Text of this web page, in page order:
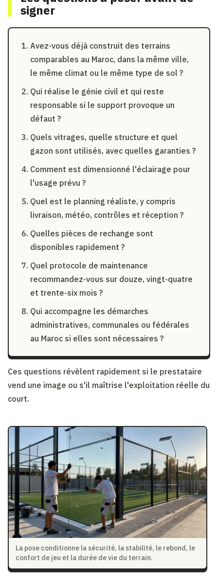
signer
Avez-vous déjà construit des terrains
comparables au Maroc, dans la même ville,
le même climat ou le même type de sol ?
Qui réalise le génie civil et qui reste
responsable si le support provoque un
défaut ?
Quels vitrages, quelle structure et quel
gazon sont utilisés, avec quelles garanties ?
Comment est dimensionné l'éclairage pour
l'usage prévu ?
Quel est le planning réaliste, y compris
livraison, météo, contrôles et réception ?
Quelles pièces de rechange sont
disponibles rapidement ?
Quel protocole de maintenance
recommandez-vous sur douze, vingt-quatre
et trente-six mois ?
Qui accompagne les démarches
administratives, communales ou fédérales
au Maroc si elles sont nécessaires ?
Ces questions révèlent rapidement si le prestataire
vend une image ou s'il maîtrise l'exploitation réelle du
court.
La pose conditionne la sécurité, la stabilité, le rebond, le
confort de jeu et la durée de vie du terrain.